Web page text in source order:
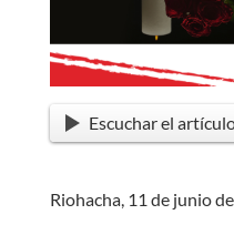
Escuchar el
Riohacha, 11 de junio